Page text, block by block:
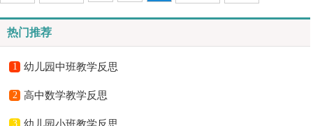
热门推荐
1 幼儿园中班教学反思
2 高中数学教学反思
3 幼儿园小班教学反思